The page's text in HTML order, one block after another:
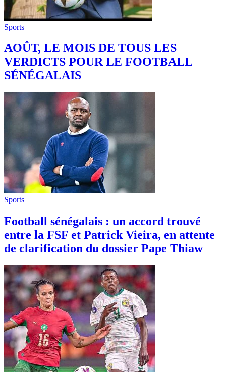
Sports
AOÛT, LE MOIS DE TOUS LES
VERDICTS POUR LE FOOTBALL
SÉNÉGALAIS
Sports
Football sénégalais : un accord trouvé
entre la FSF et Patrick Vieira, en attente
de clarification du dossier Pape Thiaw